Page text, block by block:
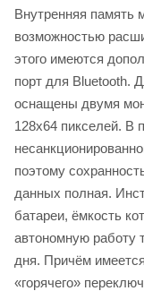
Внутренняя память
возможностью
этого имеются
порт для Bluetooth.
оснащены двумя
128х64 пикселей. В
поэтому
данных полная.
батареи, ёмкость
автономную работу
дня. Причём
«горячего»